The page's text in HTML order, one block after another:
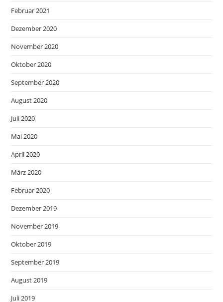
Februar 2021
Dezember 2020
November 2020
Oktober 2020
September 2020
August 2020
Juli 2020
Mai 2020
April 2020
März 2020
Februar 2020
Dezember 2019
November 2019
Oktober 2019
September 2019
August 2019
Juli 2019